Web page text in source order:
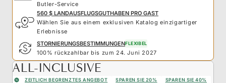
Butler-Service
560 $ LANDAUSFLUGSGUTHABEN PRO GAST
Wählen Sie aus einem exklusiven Katalog einzigartiger
Erlebnisse
STORNIERUNGSBESTIMMUNGENFLEXIBEL
100% rückzahlbar bis zum 24. Juni 2027
ALL-INCLUSIVE
ZEITLICH BEGRENZTES ANGEBOT SPAREN SIE 20% SPAREN SIE 40%